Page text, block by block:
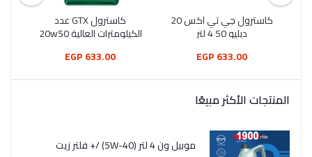
كاسترول جي تي اكس 20
دبليو 50 4 لتر
633.00 EGP
كاسترول GTX عدد
الكيلومترات العالية 20w50
633.00 EGP
المنتجات الأكثر مبيعًا
موبيل ون 4 لتر (5W-40) /+ فلتر زيت